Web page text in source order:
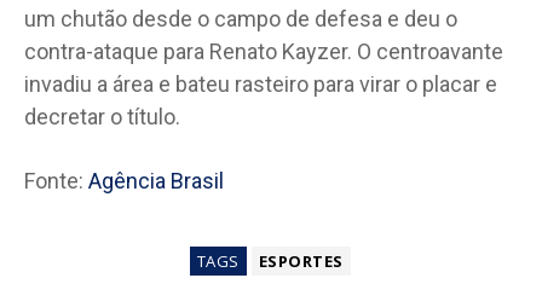
um chutão desde o campo de defesa e deu o
contra-ataque para Renato Kayzer. O centroavante
invadiu a área e bateu rasteiro para virar o placar e
decretar o título.
Fonte: Agência Brasil
TAGS ESPORTES